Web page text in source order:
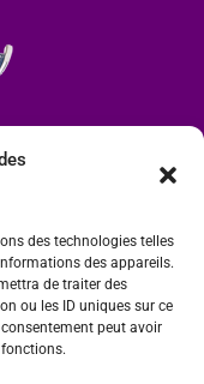
des technologies telles
des appareils.
de traiter des
ou les ID uniques sur ce
peut avoir